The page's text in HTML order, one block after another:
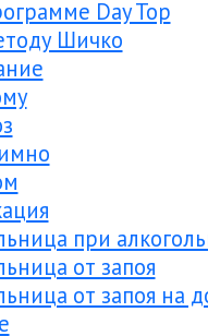
Day Top
Шичко
при
от запоя
от запоя на